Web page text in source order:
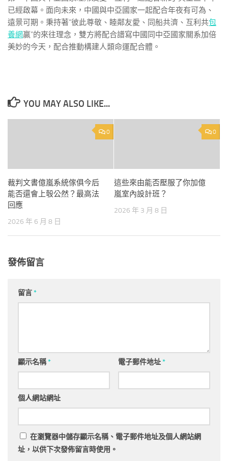
已經啟幕。面向未來，中國與中亞國家一起配合年夜有可為、
遠景可期。秉持著“彼此尊敬、睦鄰友愛、同船共濟、互利共包
養網贏”的來往理念，雙方將配合譜寫中國同中亞國家關系加倍
美妙的今天，配合推動構建人類命運配合體。
YOU MAY ALSO LIKE...
0
裁判文書億嵐系統傢俱今后
能否還會上彀公然？最高法
回應
2026 年 6 月 8 日
0
這些來由能否壓服了你加億
嵐室內設計班？
2026 年 3 月 8 日
發佈留言
留言*
顯示名稱* 電子郵件地址*
個人網站網址
在瀏覽器中儲存顯示名稱、電子郵件地址及個人網站網
址，以供下次發佈留言時使用。